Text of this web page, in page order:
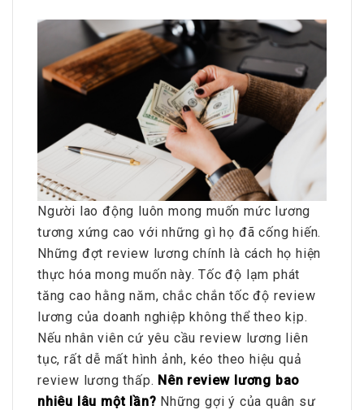
Người lao động luôn mong muốn mức lương
tương xứng cao với những gì họ đã cống hiến.
Những đợt review lương chính là cách họ hiện
thực hóa mong muốn này. Tốc độ lạm phát
tăng cao hằng năm, chắc chắn tốc độ review
lương của doanh nghiệp không thể theo kịp.
Nếu nhân viên cứ yêu cầu review lương liên
tục, rất dễ mất hình ảnh, kéo theo hiệu quả
review lương thấp. Nên review lương bao
nhiêu lâu một lần? Những gợi ý của quân sư